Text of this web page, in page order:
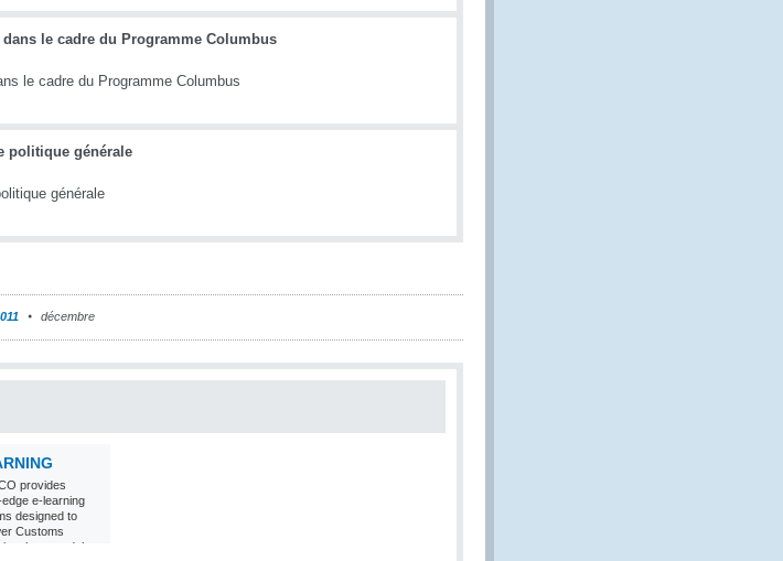
le cadre du Programme Columbus
le cadre du Programme Columbus
politique générale
générale
décembre
provides
e-learning
designed to
Customs
around the